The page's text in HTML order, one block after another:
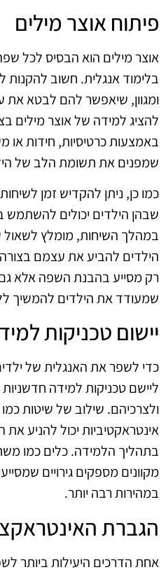
פיתוח אוצר מילים
אוצר מילים הוא הבסיס לכל
בלימוד אנגלית. חשוב להקנות
ומגוון, שיאפשר להם לבטא את
להציג למידה של אוצר מילים
באמצעות כרטיסיות, חידות או
שמפנים את תשומת הלב של
כמו כן, ניתן להקדיש זמן
שבהן הילדים יכולים
במהלך השיחות, מומלץ לשאול
הילדים להביע את עצמם
רק מסייע בהבנת השפה אלא
שמעודד את הילדים להמשיך
יישום טכניקות
כדי לשפר את האנגלית של
ליישם טכניקות למידה
ולצרכיהם. שילוב של שיטות כמו
אינטראקטיביות יכול להניע
בתהליך הלמידה. כלים כמו
מקוונים מספקים גירויים
במהירות רבה יותר.
הגברת
אחת הדרכים היעילות ביותר